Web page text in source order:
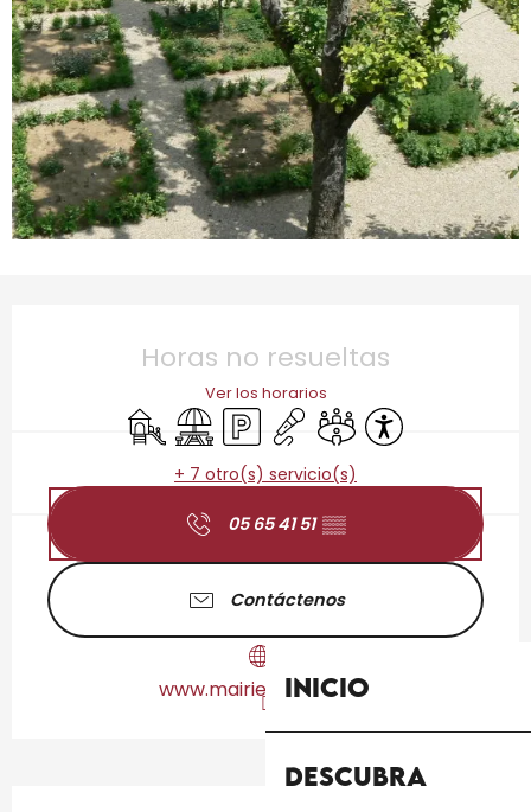
Inicio
Descubra
Horas no resueltas
Ver los horarios
Juegos infantiles / Zona de juegos
Zona de picnic
Aparcamiento
AnimaciónSala de reuniones
Accesibilidad
+ 7 otro(s) servicio(s)
05 65 41 51 ▒▒
Contáctenos
www.mairiedesalviac.fr